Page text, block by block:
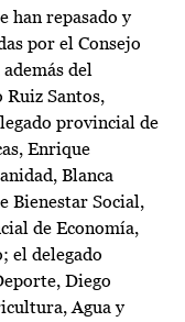
han repasado y
por el Consejo
del
Ruiz Santos,
provincial de
Enrique
Blanca
Bienestar Social,
de Economía,
el delegado
Diego
Agua y